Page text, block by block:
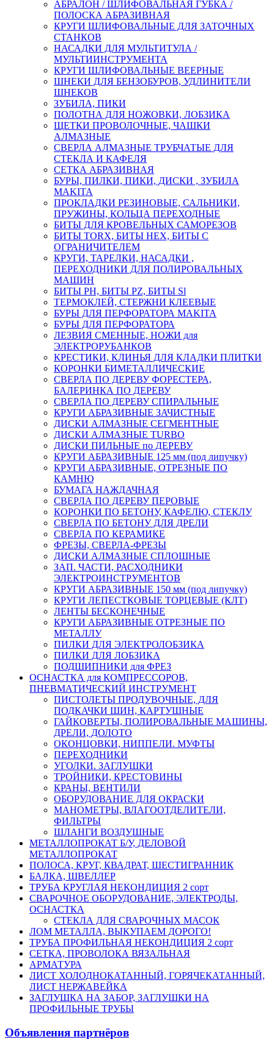
АБРАЛОН / ШЛИФОВАЛЬНАЯ ГУБКА /
ПОЛОСКА АБРАЗИВНАЯ
КРУГИ ШЛИФОВАЛЬНЫЕ ДЛЯ ЗАТОЧНЫХ
СТАНКОВ
НАСАДКИ ДЛЯ МУЛЬТИТУЛА /
МУЛЬТИИНСТРУМЕНТА
КРУГИ ШЛИФОВАЛЬНЫЕ ВЕЕРНЫЕ
ШНЕКИ ДЛЯ БЕНЗОБУРОВ, УДЛИНИТЕЛИ
ШНЕКОВ
ЗУБИЛА, ПИКИ
ПОЛОТНА ДЛЯ НОЖОВКИ, ЛОБЗИКА
ЩЕТКИ ПРОВОЛОЧНЫЕ, ЧАШКИ
АЛМАЗНЫЕ
СВЕРЛА АЛМАЗНЫЕ ТРУБЧАТЫЕ ДЛЯ
СТЕКЛА И КАФЕЛЯ
СЕТКА АБРАЗИВНАЯ
БУРЫ, ПИЛКИ, ПИКИ, ДИСКИ , ЗУБИЛА
MAKITA
ПРОКЛАДКИ РЕЗИНОВЫЕ, САЛЬНИКИ,
ПРУЖИНЫ, КОЛЬЦА ПЕРЕХОДНЫЕ
БИТЫ ДЛЯ КРОВЕЛЬНЫХ САМОРЕЗОВ
БИТЫ TORX, БИТЫ НЕХ, БИТЫ С
ОГРАНИЧИТЕЛЕМ
КРУГИ, ТАРЕЛКИ, НАСАДКИ ,
ПЕРЕХОДНИКИ ДЛЯ ПОЛИРОВАЛЬНЫХ
МАШИН
БИТЫ PH, БИТЫ PZ, БИТЫ Sl
ТЕРМОКЛЕЙ, СТЕРЖНИ КЛЕЕВЫЕ
БУРЫ ДЛЯ ПЕРФОРАТОРА MAKITA
БУРЫ ДЛЯ ПЕРФОРАТОРА
ЛЕЗВИЯ СМЕННЫЕ, НОЖИ для
ЭЛЕКТРОРУБАНКОВ
КРЕСТИКИ, КЛИНЬЯ ДЛЯ КЛАДКИ ПЛИТКИ
КОРОНКИ БИМЕТАЛЛИЧЕСКИЕ
СВЕРЛА ПО ДЕРЕВУ ФОРЕСТЕРА,
БАЛЕРИНКА ПО ДЕРЕВУ
СВЕРЛА ПО ДЕРЕВУ СПИРАЛЬНЫЕ
КРУГИ АБРАЗИВНЫЕ ЗАЧИСТНЫЕ
ДИСКИ АЛМАЗНЫЕ СЕГМЕНТНЫЕ
ДИСКИ АЛМАЗНЫЕ TURBO
ДИСКИ ПИЛЬНЫЕ по ДЕРЕВУ
КРУГИ АБРАЗИВНЫЕ 125 мм (под липучку)
КРУГИ АБРАЗИВНЫЕ, ОТРЕЗНЫЕ ПО
КАМНЮ
БУМАГА НАЖДАЧНАЯ
СВЕРЛА ПО ДЕРЕВУ ПЕРОВЫЕ
КОРОНКИ ПО БЕТОНУ, КАФЕЛЮ, СТЕКЛУ
СВЕРЛА ПО БЕТОНУ ДЛЯ ДРЕЛИ
СВЕРЛА ПО КЕРАМИКЕ
ФРЕЗЫ, СВЕРЛА-ФРЕЗЫ
ДИСКИ АЛМАЗНЫЕ СПЛОШНЫЕ
ЗАП. ЧАСТИ, РАСХОДНИКИ
ЭЛЕКТРОИНСТРУМЕНТОВ
КРУГИ АБРАЗИВНЫЕ 150 мм (под липучку)
КРУГИ ЛЕПЕСТКОВЫЕ ТОРЦЕВЫЕ (КЛТ)
ЛЕНТЫ БЕСКОНЕЧНЫЕ
КРУГИ АБРАЗИВНЫЕ ОТРЕЗНЫЕ ПО
МЕТАЛЛУ
ПИЛКИ ДЛЯ ЭЛЕКТРОЛОБЗИКА
ПИЛКИ ДЛЯ ЛОБЗИКА
ПОДШИПНИКИ для ФРЕЗ
ОСНАСТКА для КОМПРЕССОРОВ,
ПНЕВМАТИЧЕСКИЙ ИНСТРУМЕНТ
ПИСТОЛЕТЫ ПРОДУВОЧНЫЕ, ДЛЯ
ПОДКАЧКИ ШИН, КАРТУШНЫЕ
ГАЙКОВЕРТЫ, ПОЛИРОВАЛЬНЫЕ МАШИНЫ,
ДРЕЛИ, ДОЛОТО
ОКОНЦОВКИ, НИППЕЛИ. МУФТЫ
ПЕРЕХОДНИКИ
УГОЛКИ. ЗАГЛУШКИ
ТРОЙНИКИ, КРЕСТОВИНЫ
КРАНЫ, ВЕНТИЛИ
ОБОРУДОВАНИЕ ДЛЯ ОКРАСКИ
МАНОМЕТРЫ, ВЛАГООТДЕЛИТЕЛИ,
ФИЛЬТРЫ
ШЛАНГИ ВОЗДУШНЫЕ
МЕТАЛЛОПРОКАТ Б/У, ДЕЛОВОЙ
МЕТАЛЛОПРОКАТ
ПОЛОСА, КРУГ, КВАДРАТ, ШЕСТИГРАННИК
БАЛКА, ШВЕЛЛЕР
ТРУБА КРУГЛАЯ НЕКОНДИЦИЯ 2 сорт
СВАРОЧНОЕ ОБОРУДОВАНИЕ, ЭЛЕКТРОДЫ,
ОСНАСТКА
СТЕКЛА ДЛЯ СВАРОЧНЫХ МАСОК
ЛОМ МЕТАЛЛА, ВЫКУПАЕМ ДОРОГО!
ТРУБА ПРОФИЛЬНАЯ НЕКОНДИЦИЯ 2 сорт
СЕТКА, ПРОВОЛОКА ВЯЗАЛЬНАЯ
АРМАТУРА
ЛИСТ ХОЛОДНОКАТАННЫЙ, ГОРЯЧЕКАТАННЫЙ,
ЛИСТ НЕРЖАВЕЙКА
ЗАГЛУШКА НА ЗАБОР, ЗАГЛУШКИ НА
ПРОФИЛЬНЫЕ ТРУБЫ
Объявления партнёров